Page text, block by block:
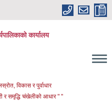
कार्यालय
विकास र पुर्वाधार
र समृद्धि चंखेलीको आधार " "